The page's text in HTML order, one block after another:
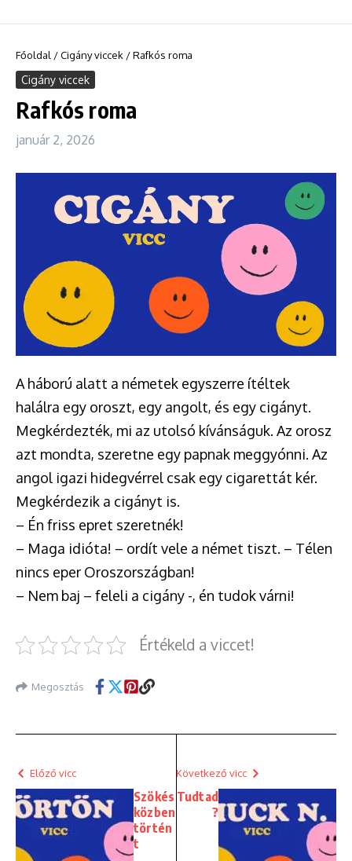
Főoldal /Cigány viccek /Rafkós roma
Cigány viccek
Rafkós roma
január 2, 2026
A háború alatt a németek egyszerre ítéltek
halálra egy oroszt, egy angolt, és egy cigányt.
Megkérdezték, mi az utolsó kívánságuk. Az orosz
azt mondta, szeretne egy papnak meggyónni. Az
angol igazi hidegvérrel csak egy cigarettát kér.
Megkérdezik a cigányt is.
– Én friss epret szeretnék!
– Maga idióta! – ordít vele a német tiszt. – Télen
nincs eper Oroszországban!
– Nem baj – feleli a cigány -, én tudok várni!
Értékeld a viccet!
Megosztás
Előző vicc
Szökés
közben
történ
t
Következő vicc
Tudtad
?